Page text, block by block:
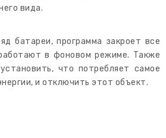
вида.
батареи, программа закроет все
в фоновом режиме. Также
что потребляет самое
и отключить этот объект.